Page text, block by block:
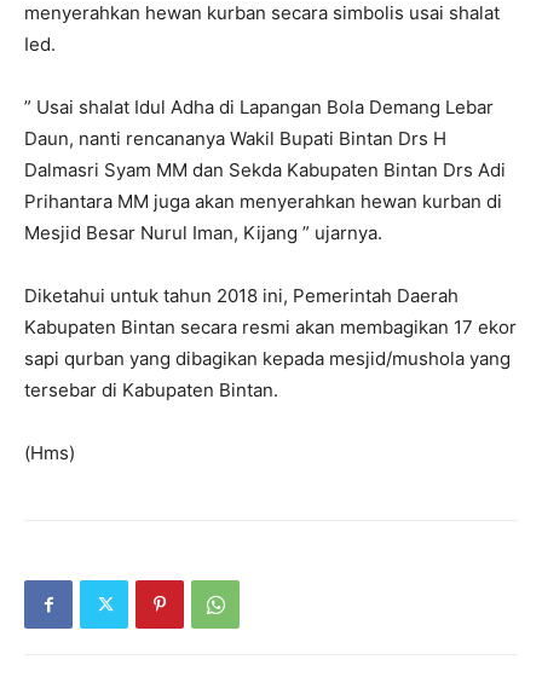
menyerahkan hewan kurban secara simbolis usai shalat
Ied.
” Usai shalat Idul Adha di Lapangan Bola Demang Lebar
Daun, nanti rencananya Wakil Bupati Bintan Drs H
Dalmasri Syam MM dan Sekda Kabupaten Bintan Drs Adi
Prihantara MM juga akan menyerahkan hewan kurban di
Mesjid Besar Nurul Iman, Kijang ” ujarnya.
Diketahui untuk tahun 2018 ini, Pemerintah Daerah
Kabupaten Bintan secara resmi akan membagikan 17 ekor
sapi qurban yang dibagikan kepada mesjid/mushola yang
tersebar di Kabupaten Bintan.
(Hms)